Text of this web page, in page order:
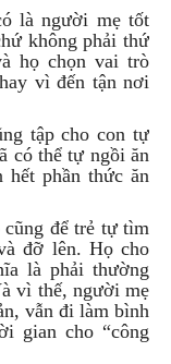
là người mẹ tốt
không phải thứ
họ chọn vai trò
vì đến tận nơi
tập cho con tự
có thể tự ngồi ăn
phần thức ăn
để trẻ tự tìm
đỡ lên. Họ cho
là phải thường
vì thế, người mẹ
vẫn đi làm bình
gian cho “công